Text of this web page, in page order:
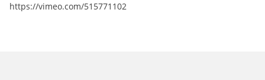
https://vimeo.com/515771102